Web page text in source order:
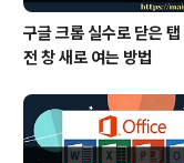
구글 크롬 실수로 닫은 탭
전 창 새로 여는 방법